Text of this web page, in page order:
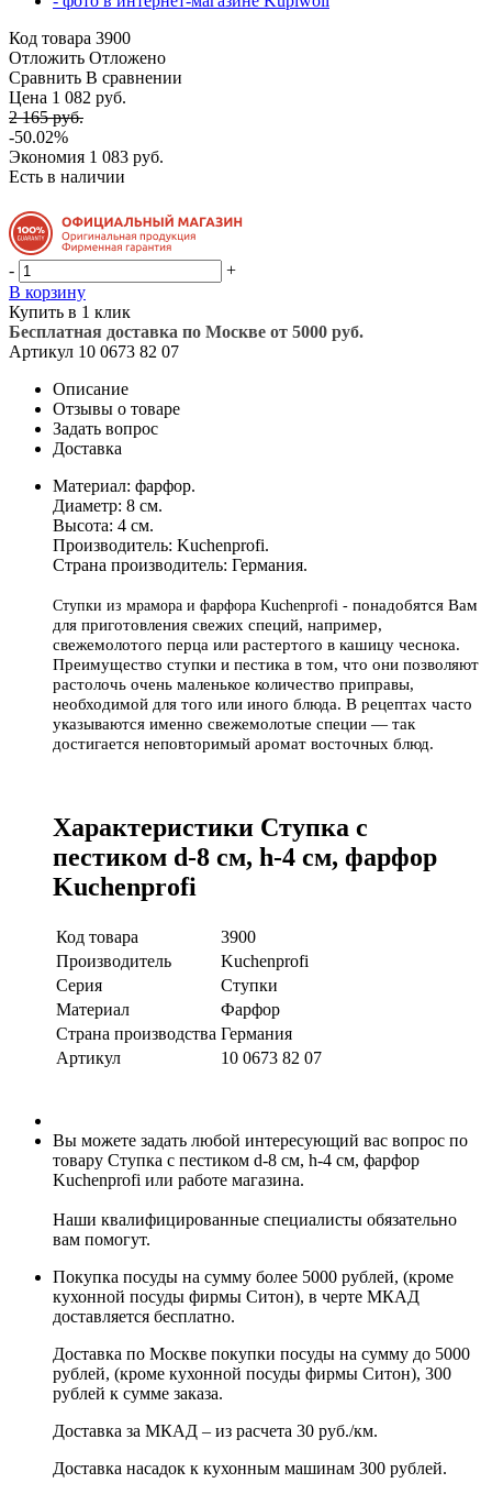
Код товара 3900
Отложить Отложено
Сравнить В сравнении
Цена 1 082 руб.
2 165 руб.
-50.02%
Экономия 1 083 руб.
Есть в наличии
-
+
В корзину
Купить в 1 клик
Бесплатная доставка по Москве от 5000 руб.
Артикул 10 0673 82 07
Описание
Отзывы о товаре
Задать вопрос
Доставка
Материал: фарфор.
Диаметр: 8 см.
Высота: 4 см.
Производитель: Kuchenprofi.
Страна производитель: Германия.
Ступки из мрамора и фарфора Kuchenprofi - понадобятся Вам
для приготовления свежих специй, например,
свежемолотого перца или растертого в кашицу чеснока.
Преимущество ступки и пестика в том, что они позволяют
растолочь очень маленькое количество приправы,
необходимой для того или иного блюда. В рецептах часто
указываются именно свежемолотые специи — так
достигается неповторимый аромат восточных блюд.
Характеристики Ступка с
пестиком d-8 см, h-4 см, фарфор
Kuchenprofi
Код товара
3900
Производитель
Kuchenprofi
Серия
Ступки
Материал
Фарфор
Страна производства Германия
Артикул
10 0673 82 07
Вы можете задать любой интересующий вас вопрос по
товару Ступка с пестиком d-8 см, h-4 см, фарфор
Kuchenprofi или работе магазина.
Наши квалифицированные специалисты обязательно
вам помогут.
Покупка посуды на сумму более 5000 рублей, (кроме
кухонной посуды фирмы Ситон), в черте МКАД
доставляется бесплатно.
Доставка по Москве покупки посуды на сумму до 5000
рублей, (кроме кухонной посуды фирмы Ситон), 300
рублей к сумме заказа.
Доставка за МКАД – из расчета 30 руб./км.
Доставка насадок к кухонным машинам 300 рублей.